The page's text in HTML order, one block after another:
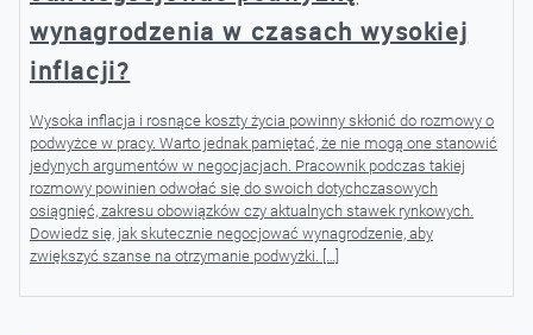
wynagrodzenia w czasach wysokiej
inflacji?
Wysoka inflacja i rosnące koszty życia powinny skłonić do rozmowy o
podwyżce w pracy. Warto jednak pamiętać, że nie mogą one stanowić
jedynych argumentów w negocjacjach. Pracownik podczas takiej
rozmowy powinien odwołać się do swoich dotychczasowych
osiągnięć, zakresu obowiązków czy aktualnych stawek rynkowych.
Dowiedz się, jak skutecznie negocjować wynagrodzenie, aby
zwiększyć szanse na otrzymanie podwyżki. […]